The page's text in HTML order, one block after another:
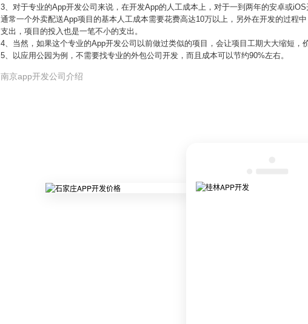
3、对于专业的App开发公司来说，在开发App的人工成本上，对于一到两年的安卓或
通常一个外卖配送App项目的基本人工成本需要花费高达10万以上，另外在开发的过程
支出，项目的投入也是一笔不小的支出。
4、当然，如果这个专业的App开发公司以前做过类似的项目，会让项目工期大大缩短，
5、以应用公园为例，不需要找专业的外包公司开发，而且成本可以节约90%左右。
南京app开发公司介绍